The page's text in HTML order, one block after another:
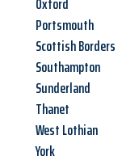
Portsmouth
Scottish Borders
Southampton
Sunderland
Thanet
West Lothian
York